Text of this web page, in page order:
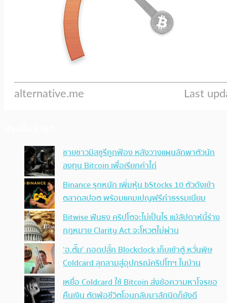
ชายชาวมิสซูรีถูกฟ้อง หลังวางแผนลักพาตัวนัก
ลงทุน Bitcoin เพื่อเรียกค่าไถ่
Binance รุกหนัก เพิ่มหุ้น bStocks 10 ตัวดังเข้า
ตลาดสปอต พร้อมแคมเปญฟรีค่าธรรมเนียม
Bitwise ฟันธง คริปโตจะไม่เป็นไร แม้สัปดาห์นี้ร่าง
กฎหมาย Clarity Act จะโหวตไม่ผ่าน
‘อ.ตั๊ม’ ถอดปลั้ก Blockclock เก็บเข้าตู้ หวั่นพิษ
Coldcard ลุกลามสู่อุปกรณ์คริปโทฯ ในบ้าน
เหยื่อ Coldcard ใช้ Bitcoin ส่งข้อความหาโจรขอ
คืนเงิน ตัดพ้อชีวิตโอนกลับมาสักนิดก็ยังดี